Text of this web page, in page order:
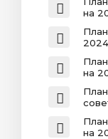
на
на
на